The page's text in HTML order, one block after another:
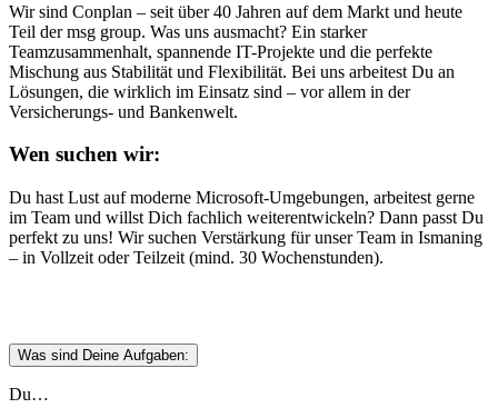
Wir sind Conplan – seit über 40 Jahren auf dem Markt und heute
Teil der msg group. Was uns ausmacht? Ein starker
Teamzusammenhalt, spannende IT-Projekte und die perfekte
Mischung aus Stabilität und Flexibilität. Bei uns arbeitest Du an
Lösungen, die wirklich im Einsatz sind – vor allem in der
Versicherungs- und Bankenwelt.
Wen suchen wir:
Du hast Lust auf moderne Microsoft-Umgebungen, arbeitest gerne
im Team und willst Dich fachlich weiterentwickeln? Dann passt Du
perfekt zu uns! Wir suchen Verstärkung für unser Team in Ismaning
– in Vollzeit oder Teilzeit (mind. 30 Wochenstunden).
Was sind Deine Aufgaben:
Du…